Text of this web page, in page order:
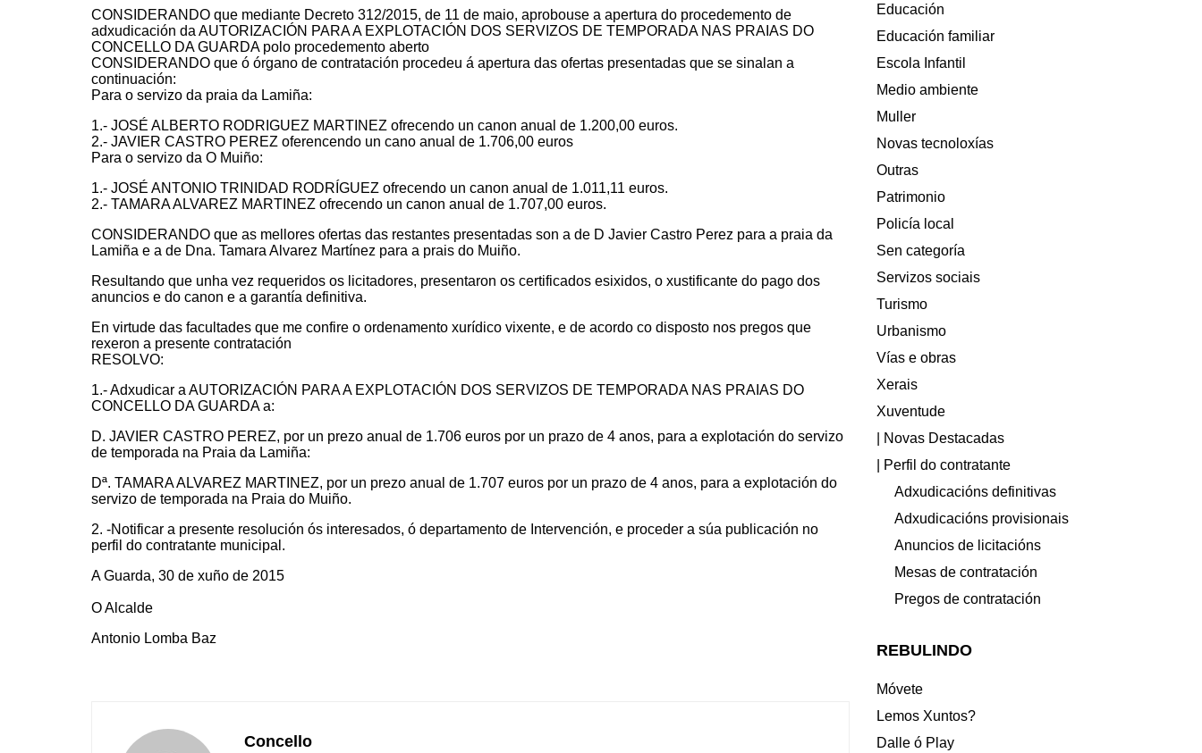
CONSIDERANDO que mediante Decreto 312/2015, de 11 de maio, aprobouse a apertura do procedemento de
adxudicación da AUTORIZACIÓN PARA A EXPLOTACIÓN DOS SERVIZOS DE TEMPORADA NAS PRAIAS DO
CONCELLO DA GUARDA polo procedemento aberto
CONSIDERANDO que ó órgano de contratación procedeu á apertura das ofertas presentadas que se sinalan a
continuación:
Para o servizo da praia da Lamiña:
1.- JOSÉ ALBERTO RODRIGUEZ MARTINEZ ofrecendo un canon anual de 1.200,00 euros.
2.- JAVIER CASTRO PEREZ oferencendo un cano anual de 1.706,00 euros
Para o servizo da O Muiño:
1.- JOSÉ ANTONIO TRINIDAD RODRÍGUEZ ofrecendo un canon anual de 1.011,11 euros.
2.- TAMARA ALVAREZ MARTINEZ ofrecendo un canon anual de 1.707,00 euros.
CONSIDERANDO que as mellores ofertas das restantes presentadas son a de D Javier Castro Perez para a praia da
Lamiña e a de Dna. Tamara Alvarez Martínez para a prais do Muiño.
Resultando que unha vez requeridos os licitadores, presentaron os certificados esixidos, o xustificante do pago dos
anuncios e do canon e a garantía definitiva.
En virtude das facultades que me confire o ordenamento xurídico vixente, e de acordo co disposto nos pregos que
rexeron a presente contratación
RESOLVO:
1.- Adxudicar a AUTORIZACIÓN PARA A EXPLOTACIÓN DOS SERVIZOS DE TEMPORADA NAS PRAIAS DO
CONCELLO DA GUARDA a:
D. JAVIER CASTRO PEREZ, por un prezo anual de 1.706 euros por un prazo de 4 anos, para a explotación do servizo
de temporada na Praia da Lamiña:
Dª. TAMARA ALVAREZ MARTINEZ, por un prezo anual de 1.707 euros por un prazo de 4 anos, para a explotación do
servizo de temporada na Praia do Muiño.
2. -Notificar a presente resolución ós interesados, ó departamento de Intervención, e proceder a súa publicación no
perfil do contratante municipal.
A Guarda, 30 de xuño de 2015
O Alcalde
Antonio Lomba Baz
Concello
Educación
Educación familiar
Escola Infantil
Medio ambiente
Muller
Novas tecnoloxías
Outras
Patrimonio
Policía local
Sen categoría
Servizos sociais
Turismo
Urbanismo
Vías e obras
Xerais
Xuventude
| Novas Destacadas
| Perfil do contratante
Adxudicacións definitivas
Adxudicacións provisionais
Anuncios de licitacións
Mesas de contratación
Pregos de contratación
REBULINDO
Móvete
Lemos Xuntos?
Dalle ó Play